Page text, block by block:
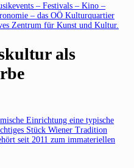
– Festivals – Kino –
– das OÖ Kulturquartier
Zentrum für Kunst und Kultur.
als
Einrichtung eine typische
Stück Wiener Tradition
seit 2011 zum immateriellen